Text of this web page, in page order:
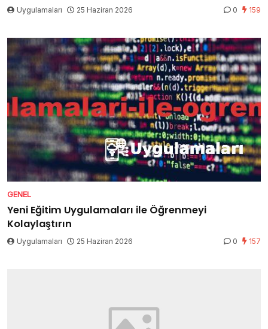
Uygulamaları 25 Haziran 2026 0 159
GENEL
Yeni Eğitim Uygulamaları ile Öğrenmeyi
Kolaylaştırın
Uygulamaları 25 Haziran 2026 0 157